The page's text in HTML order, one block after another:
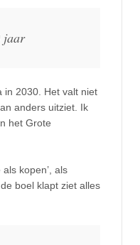
jaar
in 2030. Het valt niet
anders uitziet. Ik
het Grote
kopen’, als
boel klapt ziet alles